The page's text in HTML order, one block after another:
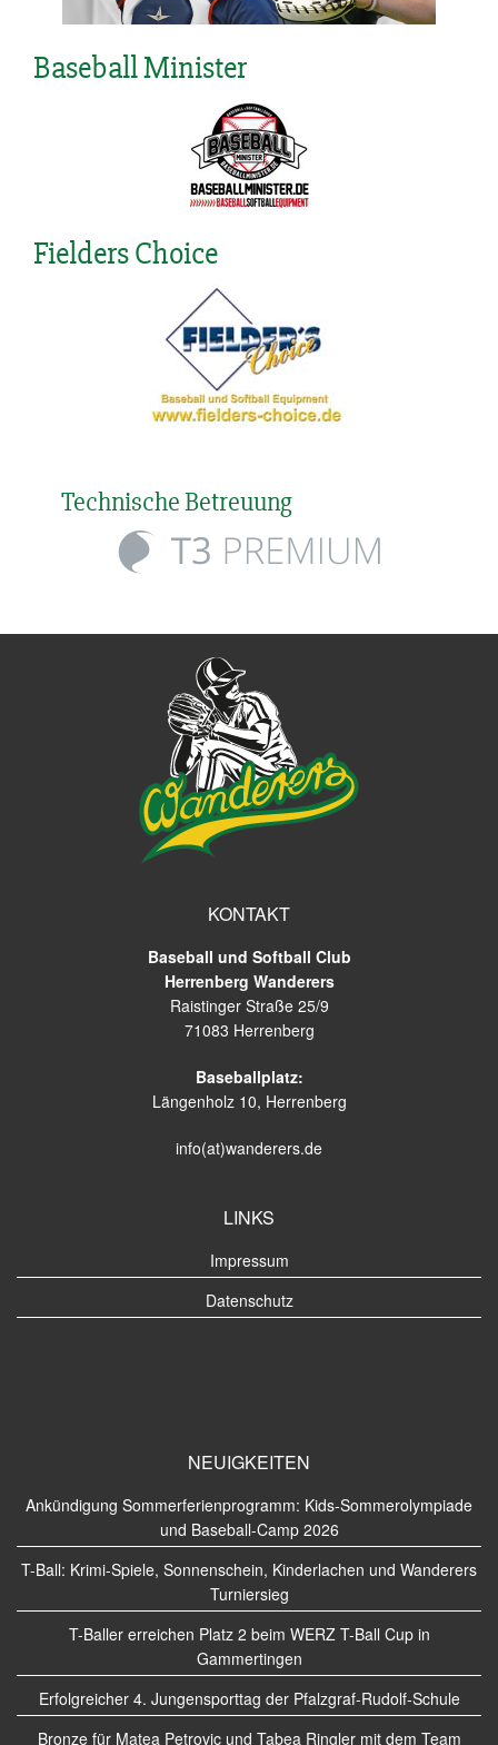
Baseball Minister
Fielders Choice
Technische Betreuung
KONTAKT
Baseball und Softball Club
Herrenberg Wanderers
Raistinger Straße 25/9
71083 Herrenberg
Baseballplatz:
Längenholz 10, Herrenberg
info(at)wanderers.de
LINKS
Impressum
Datenschutz
NEUIGKEITEN
Ankündigung Sommerferienprogramm: Kids-Sommerolympiade
und Baseball-Camp 2026
T-Ball: Krimi-Spiele, Sonnenschein, Kinderlachen und Wanderers
Turniersieg
T-Baller erreichen Platz 2 beim WERZ T-Ball Cup in
Gammertingen
Erfolgreicher 4. Jungensporttag der Pfalzgraf-Rudolf-Schule
Bronze für Matea Petrovic und Tabea Ringler mit dem Team